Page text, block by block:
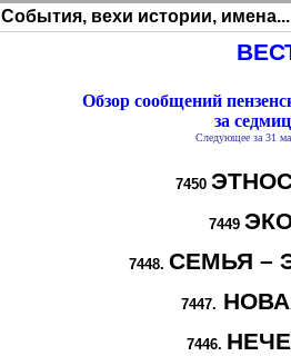
События, вехи истории, имена...
Обзор сообщений
за
Следующее за 31
7450
7449
7448. СЕМЬЯ –
7447.
7446.